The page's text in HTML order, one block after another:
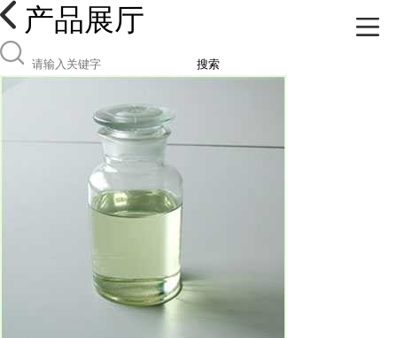
产品展厅
搜索